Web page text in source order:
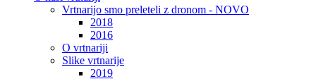
Vrtnarijo smo preleteli z dronom - NOVO
2018
2016
O vrtnariji
Slike vrtnarije
2019